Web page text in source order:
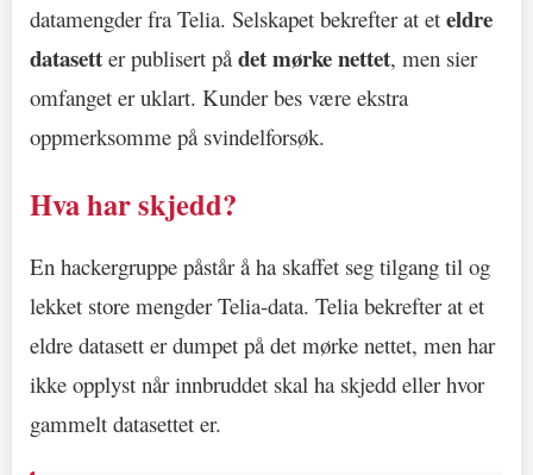
datamengder fra Telia. Selskapet bekrefter at et eldre
datasett er publisert pådet mørke nettet, men sier
omfanget er uklart. Kunder bes være ekstra
oppmerksomme på svindelforsøk.
Hva har skjedd?
En hackergruppe påstår å ha skaffet seg tilgang til og
lekket store mengder Telia-data. Telia bekrefter at et
eldre datasett er dumpet på det mørke nettet, men har
ikke opplyst når innbruddet skal ha skjedd eller hvor
gammelt datasettet er.